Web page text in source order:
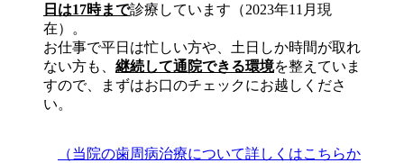
日は17時まで診療しています（2023年11月現
在）。
お仕事で平日は忙しい方や、土日しか時間が取れ
ない方も、 継続して通院できる環境を整えていま
すので、まずはお口のチェックにお越しくださ
い。
（当院の歯周病治療について詳しくはこちらか